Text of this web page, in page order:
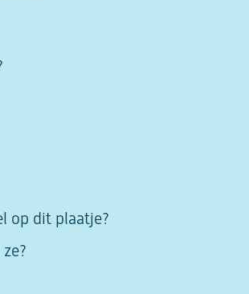
op dit plaatje?